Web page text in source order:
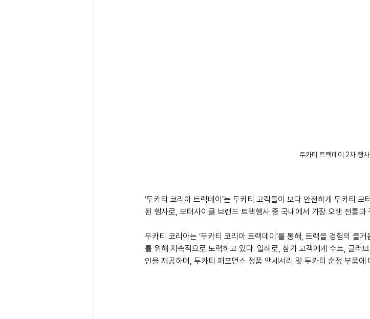
두카티 트랙데이 2차 행사
‘두카티 코리아 트랙데이’는 두카티 고객들이 보다 안전하게 두카티
된 행사로, 모터사이클 브랜드 트랙행사 중 국내에서 가장 오랜 전통과
두카티 코리아는 ‘두카티 코리아 트랙데이’를 통해, 트랙을 경험의 즐
를 위해 지속적으로 노력하고 있다. 일례로, 참가 고객에게 수트, 글러
인을 제공하며, 두카티 퍼포먼스 정품 액세서리 및 두카티 순정 부품